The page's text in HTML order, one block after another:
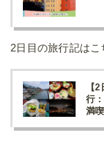
2日目の旅行記はこ
【
行
満